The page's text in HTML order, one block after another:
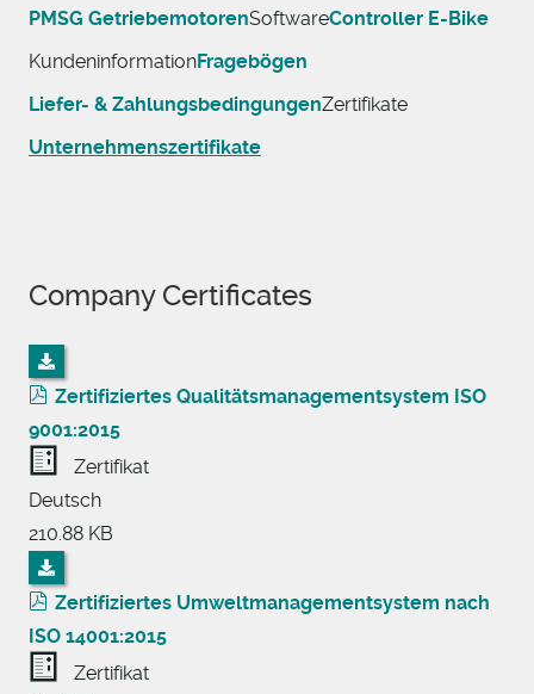
PMSG GetriebemotorenSoftwareController E-Bike
KundeninformationFragebögen
Liefer- & ZahlungsbedingungenZertifikate
Unternehmenszertifikate
Company Certificates
Zertifiziertes Qualitätsmanagementsystem ISO
9001:2015
Zertifikat
Deutsch
210.88 KB
Zertifiziertes Umweltmanagementsystem nach
ISO 14001:2015
Zertifikat